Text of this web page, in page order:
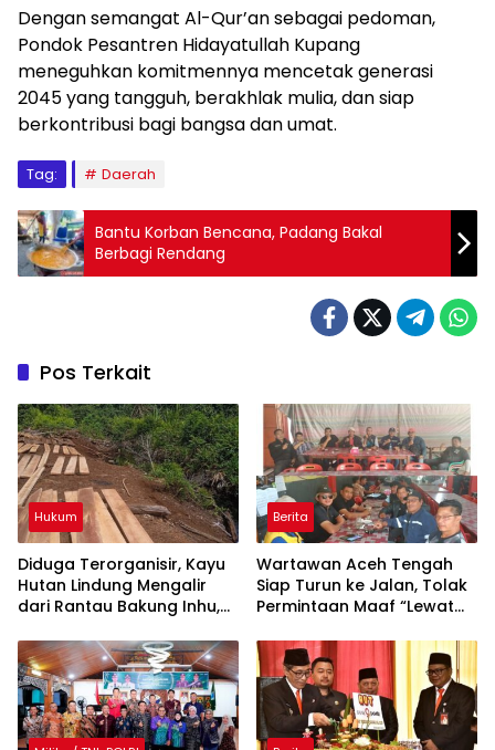
Dengan semangat Al-Qur’an sebagai pedoman,
Pondok Pesantren Hidayatullah Kupang
meneguhkan komitmennya mencetak generasi
2045 yang tangguh, berakhlak mulia, dan siap
berkontribusi bagi bangsa dan umat.
Tag: Daerah
Bantu Korban Bencana, Padang Bakal
Berbagi Rendang
Pos Terkait
Hukum
Diduga Terorganisir, Kayu
Hutan Lindung Mengalir
dari Rantau Bakung Inhu,
Berita
Wartawan Aceh Tengah
Siap Turun ke Jalan, Tolak
Permintaan Maaf “Lewat